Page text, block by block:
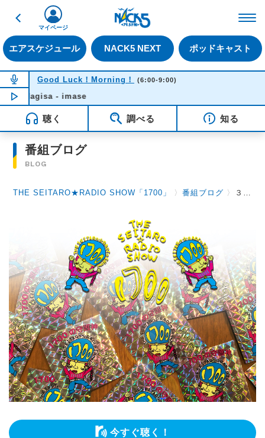
戻る
エアスケジュール NACK5 NEXT ポッドキャスト
マイページ
NOW ON AIR
Good Luck！Morning！ (6:00-9:00)
NOW PLAYING
Nagisa - imase
聴く 調べる 知る
番組ブログ
BLOG
THE SEITARO★RADIO SHOW「1700」 〉番組ブログ 〉 ３月２０日（祝・木）
今すぐ聴く！